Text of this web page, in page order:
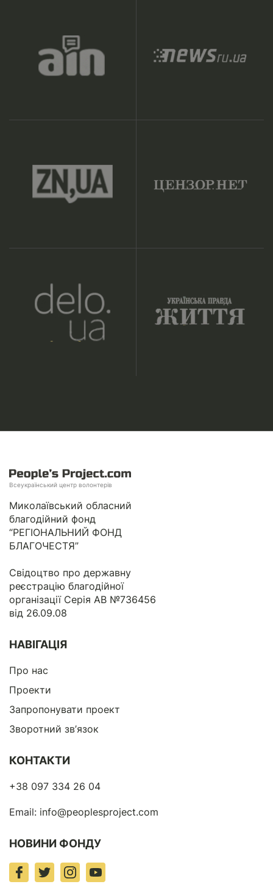
Всеукраїнський центр волонтерів
Миколаївський обласний
благодійний фонд
“РЕГІОНАЛЬНИЙ ФОНД
БЛАГОЧЕСТЯ”
Свідоцтво про державну
реєстрацію благодійної
організації Серія АВ №736456
від 26.09.08
НАВІГАЦІЯ
Про нас
Проекти
Запропонувати проект
Зворотний зв’язок
КОНТАКТИ
+38 097 334 26 04
Email: info@peoplesproject.com
НОВИНИ ФОНДУ